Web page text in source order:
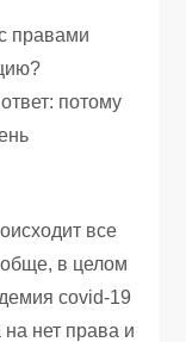
правами
потому
все
в целом
covid-19
нет права и